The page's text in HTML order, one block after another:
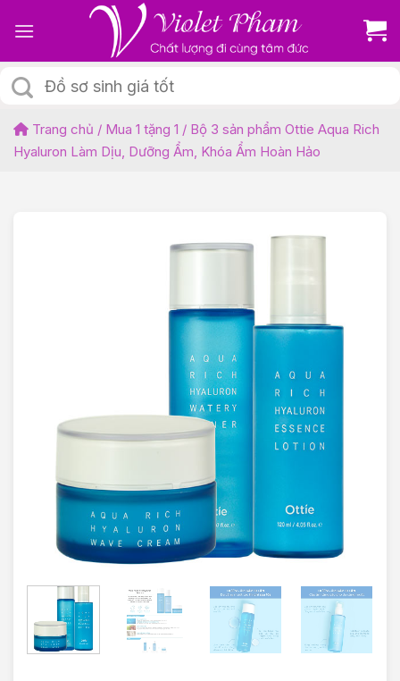
Tìm
kiếm:
Trang chủ / Mua 1 tặng 1 / Bộ 3 sản phẩm Ottie Aqua Rich
Hyaluron Làm Dịu, Dưỡng Ẩm, Khóa Ẩm Hoàn Hảo